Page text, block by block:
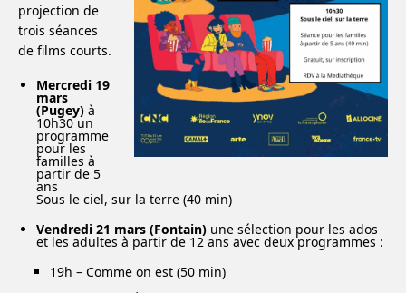
projection de
trois séances
de films courts.
Mercredi 19
mars
(Pugey) à
10h30 un
programme
pour les
familles à
partir de 5
ans
Sous le ciel, sur la terre (40 min)
Vendredi 21 mars (Fontain) une sélection pour les ados
et les adultes à partir de 12 ans avec deux programmes :
19h – Comme on est (50 min)